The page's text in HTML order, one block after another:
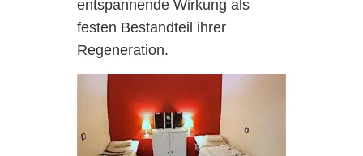
entspannende Wirkung als
festen Bestandteil ihrer
Regeneration.